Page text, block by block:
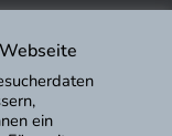
ein